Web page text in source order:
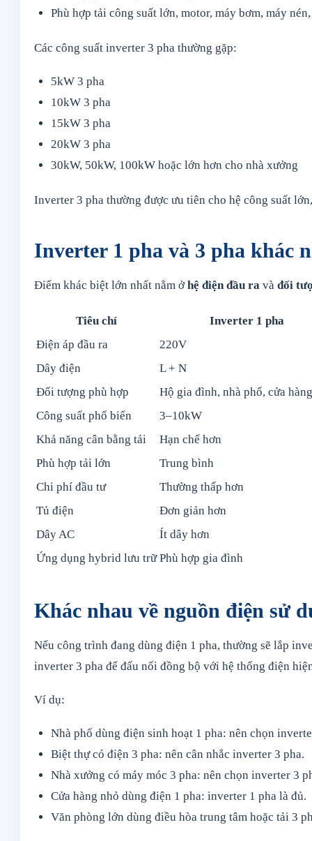
Phù hợp tải công suất lớn, motor, máy bơm, máy
Các công suất inverter 3 pha thường gặp:
5kW 3 pha
10kW 3 pha
15kW 3 pha
20kW 3 pha
30kW, 50kW, 100kW hoặc lớn hơn cho nhà xưởng
Inverter 3 pha thường được ưu tiên cho hệ công suất
Inverter 1 pha và 3 pha khác
Điểm khác biệt lớn nhất nằm ởhệ điện đầu ra và đối
Tiêu chí
Inverter 1 pha
Điện áp đầu ra
220V
Dây điện
L + N
Đối tượng phù hợp
Hộ gia đình, nhà phố, cửa
Công suất phổ biến
3–10kW
Khả năng cân bằng tải
Hạn chế hơn
Phù hợp tải lớn
Trung bình
Chi phí đầu tư
Thường thấp hơn
Tủ điện
Đơn giản hơn
Dây AC
Ít dây hơn
Ứng dụng hybrid lưu trữ Phù hợp gia đình
Khác nhau về nguồn điện sử
Nếu công trình đang dùng điện 1 pha, thường sẽ lắp
inverter 3 pha để đấu nối đồng bộ với hệ thống điện
Ví dụ:
Nhà phố dùng điện sinh hoạt 1 pha: nên chọn
Biệt thự có điện 3 pha: nên cân nhắc inverter 3 pha.
Nhà xưởng có máy móc 3 pha: nên chọn inverter 3
Cửa hàng nhỏ dùng điện 1 pha: inverter 1 pha là đủ.
Văn phòng lớn dùng điều hòa trung tâm hoặc tải 3